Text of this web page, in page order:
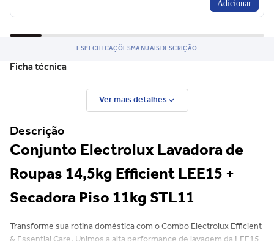
Adicionar
ESPECIFICAÇÕESMANUAISDESCRIÇÃO
Ficha técnica
Ver mais detalhes
Descrição
Conjunto Electrolux Lavadora de
Roupas 14,5kg Efficient LEE15 +
Secadora Piso 11kg STL11
Transforme sua rotina doméstica com o Combo Electrolux Efficient